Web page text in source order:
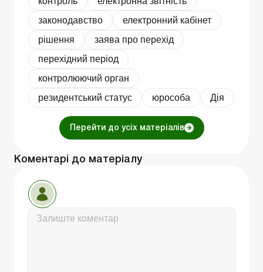
законодавство
електронний кабінет
рішення
заява про перехід
перехідний період
контролюючий орган
резидентський статус
юрособа Дія
Перейти до усіх матеріалів
Коментарі до матеріалу